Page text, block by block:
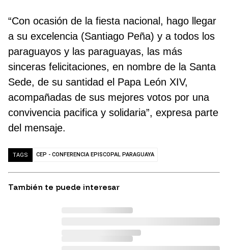
“Con ocasión de la fiesta nacional, hago llegar
a su excelencia (Santiago Peña) y a todos los
paraguayos y las paraguayas, las más
sinceras felicitaciones, en nombre de la Santa
Sede, de su santidad el Papa León XIV,
acompañadas de sus mejores votos por una
convivencia pacifica y solidaria”, expresa parte
del mensaje.
TAGS CEP - CONFERENCIA EPISCOPAL PARAGUAYA
También te puede interesar